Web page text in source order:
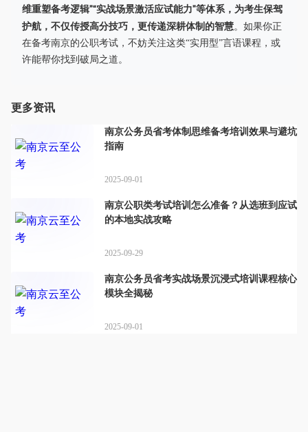
维重塑备考逻辑”“实战场景激活应试能力”等体系，为考生保驾
护航，不仅传授高分技巧，更传递深耕体制的智慧。如果你正
在备考南京的公职考试，不妨关注这类“实用型”言语课程，或
许能帮你找到破局之道。
更多资讯
南京公务员省考体制思维备考培训效果与避坑
指南
2025-09-01
南京公职类考试培训怎么准备？从选班到应试
的本地实战攻略
2025-09-29
南京公务员省考实战场景沉浸式培训课程核心
模块全揭秘
2025-09-01